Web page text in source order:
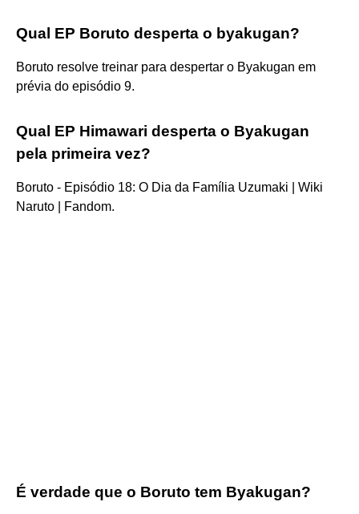
Qual EP Boruto desperta o byakugan?
Boruto resolve treinar para despertar o Byakugan em
prévia do episódio 9.
Qual EP Himawari desperta o Byakugan
pela primeira vez?
Boruto - Episódio 18: O Dia da Família Uzumaki | Wiki
Naruto | Fandom.
É verdade que o Boruto tem Byakugan?